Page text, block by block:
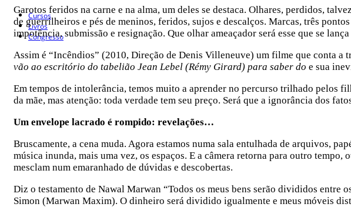
Cursos
Livros
Congresso
Garotos feridos na carne e na alma, um deles se destaca. Olhares, perdidos,
de guerrilheiros e pés de meninos, feridos, sujos e descalços. Marcas, três
impotência, submissão e resignação. Que olhar ameaçador será esse que se
Assim é “Incêndios” (2010, Direção de Denis Villeneuve) um filme que conta a
vão ao escritório do tabelião Jean Lebel (Rémy Girard) para saber do e sua
Em tempos de intolerância, temos muito a aprender no percurso trilhado pelos
da mãe, mas atenção: toda verdade tem seu preço. Será que a ignorância dos
Um envelope lacrado é rompido: revelações…
Bruscamente, a cena muda. Agora estamos numa sala entulhada de arquivos,
música inunda, mais uma vez, os espaços. E a câmera retorna para outro tempo,
mesclam num emaranhado de dúvidas e descobertas.
Diz o testamento de Nawal Marwan “Todos os meus bens serão divididos entre
Simon (Marwan Maxim). O dinheiro será dividido igualmente e meus móveis